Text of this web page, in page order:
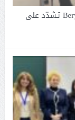
مذكرة تفاهم بين وزارة التكنولوجيا و Berytech تشدّد على